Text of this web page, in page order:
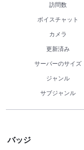
訪問数
ボイスチャット
カメラ
更新済み
サーバーのサイズ
ジャンル
サブジャンル
バッジ